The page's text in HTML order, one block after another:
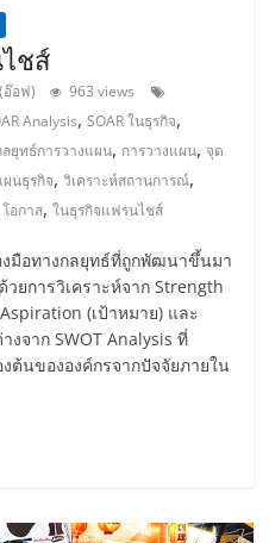
ชส์
อฟ)
963 views
Analysis,SOAR ในธุรกิจ,
ลยุทธ์การวางแผน, การวางแผน, จุด
ผนธุรกิจ,วิเคราะห์สถานการณ์,
โอกาส,ในธุรกิจแฟรนไชส์
งมือทางกลยุทธ์ที่ถูกพัฒนาขึ้นมา
ยการวิเคราะห์จาก Strength
(เป้าหมาย) และ
จาก SWOT Analysis ที่
ต้นขององค์กรจากปัจจัยภายใน